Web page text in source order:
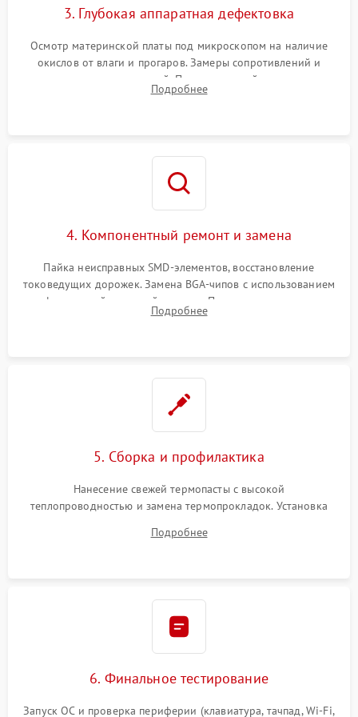
3. Глубокая аппаратная дефектовка
Осмотр материнской платы под микроскопом на наличие
окислов от влаги и прогаров. Замеры сопротивлений и
дежурных напряжений. Проверка цепей питания,
мультиконтроллера, процессора и видеочипа.
Подробнее
4. Компонентный ремонт и замена
Пайка неисправных SMD-элементов, восстановление
токоведущих дорожек. Замена BGA-чипов с использованием
инфракрасной паяльной станции. Прошивка микросхемы
BIOS или замена поврежденных портов USB
Подробнее
5. Сборка и профилактика
Нанесение свежей термопасты с высокой
теплопроводностью и замена термопрокладок. Установка
шлейфов, модулей памяти и накопителей. Предварительная
Подробнее
6. Финальное тестирование
Запуск ОС и проверка периферии (клавиатура, тачпад, Wi-Fi,